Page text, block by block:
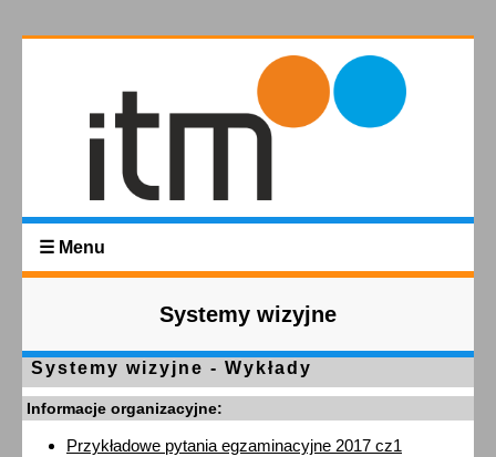
☰ Menu
Systemy wizyjne
Systemy wizyjne - Wykłady
Informacje organizacyjne:
Przykładowe pytania egzaminacyjne 2017 cz1